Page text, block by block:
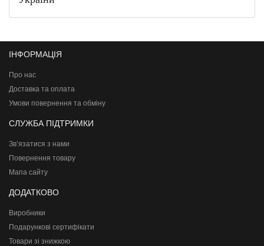
ІНФОРМАЦІЯ
Про нас
Доставка та оплата
Умови повернення та обміну
СЛУЖБА ПІДТРИМКИ
Зв’язатися з нами
Повернення товару
Мапа сайту
ДОДАТКОВО
Виробники
Подарункові сертифікати
Товари зі знижкою